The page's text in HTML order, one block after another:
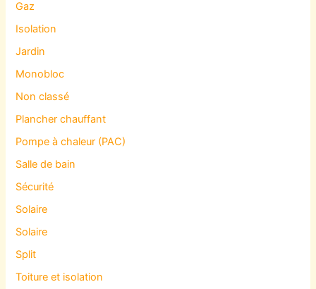
Gaz
Isolation
Jardin
Monobloc
Non classé
Plancher chauffant
Pompe à chaleur (PAC)
Salle de bain
Sécurité
Solaire
Solaire
Split
Toiture et isolation